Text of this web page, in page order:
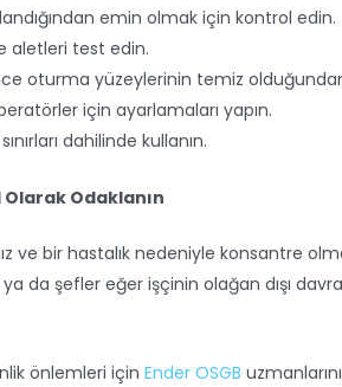
emin olmak için kontrol edin.
aletleri test edin.
oturma yüzeylerinin temiz
için ayarlamaları yapın.
dahilinde kullanın.
Odaklanın
ve bir hastalık nedeniyle konsantre
da şefler eğer işçinin olağan dışı
önlemleri için Ender OSGB